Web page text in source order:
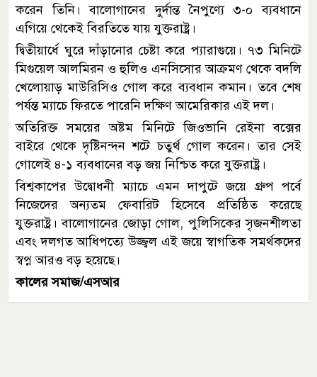
করেন তিনি। বালোগানের দুর্দান্ত নৈপুণ্যে ৩-০ ব্যবধানে
এগিয়ে থেকেই বিরতিতে যায় যুক্তরাষ্ট্র।
দ্বিতীয়ার্ধে ঘুরে দাঁড়ানোর চেষ্টা করে প্যারাগুয়ে। ৭৩ মিনিটে
মিগুয়েল আলমিরন ও হুলিও এনসিসোর আক্রমণ থেকে বদলি
খেলোয়াড় মাউরিসিও গোল করে ব্যবধান কমান। তবে শেষ
পর্যন্ত ম্যাচে ফিরতে পারেনি দক্ষিণ আমেরিকার এই দল।
অতিরিক্ত সময়ের অষ্টম মিনিটে জিওভানি রেইনা বক্সের
বাইরে থেকে দৃষ্টিনন্দন শটে চতুর্থ গোল করেন। তার সেই
গোলেই ৪-১ ব্যবধানের বড় জয় নিশ্চিত করে যুক্তরাষ্ট্র।
বিশ্বকাপের উদ্বোধনী ম্যাচে এমন দাপুটে জয়ে গ্রুপ পর্বে
নিজেদের অন্যতম ফেবারিট হিসেবে প্রতিষ্ঠিত করেছে
যুক্তরাষ্ট্র। বালোগানের জোড়া গোল, পুলিসিকের সৃজনশীলতা
এবং দলগত আধিপত্যে উজ্জ্বল এই জয়ে স্বাগতিক সমর্থকদের
স্বপ্ন আরও বড় হয়েছে।
কালের সমাজ/এসআর